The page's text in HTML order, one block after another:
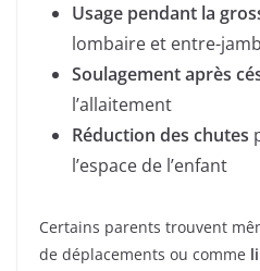
Usage pendant la
lombaire et entre-
Soulagement après
l’allaitement
Réduction des chutes
l’espace de l’enfant
Certains parents trouvent
de déplacements ou comme